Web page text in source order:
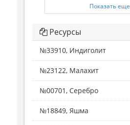
Показать еще
Ресурсы
№33910, Индиголит
№23122, Малахит
№00701, Серебро
№18849, Яшма